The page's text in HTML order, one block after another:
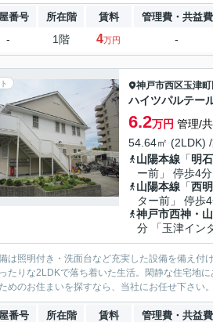
番号 所在階 賃料 管理費・共益費
- 1階 4万円 -
神戸市西区玉津町
ハイツパルテー
6.2万円 管理/
54.64㎡ (2LDK)
山陽本線 「明石
ー前」 停歩4分
山陽本線 「西
ター前」 停歩
神戸市西神・
分 「玉津イン
は照明付き・洗面台など充実した設備を備え付
たりな2LDKで落ち着いた生活。閑静な住宅地
めのお住まいを探すなら、当社にお任せ下さい
番号 所在階 賃料 管理費・共益費